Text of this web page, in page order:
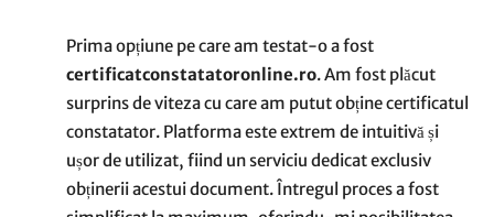
Prima opțiune pe care am testat-o a fost
certificatconstatatoronline.ro. Am fost plăcut
surprins de viteza cu care am putut obține certificatul
constatator. Platforma este extrem de intuitivă și
ușor de utilizat, fiind un serviciu dedicat exclusiv
obținerii acestui document. Întregul proces a fost